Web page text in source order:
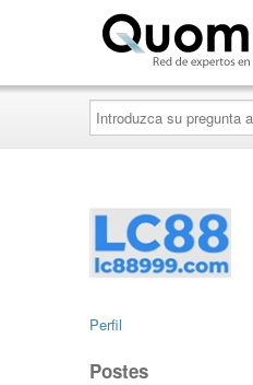
Introduzca
su
pregunta
aquí...
Perfil
Postes